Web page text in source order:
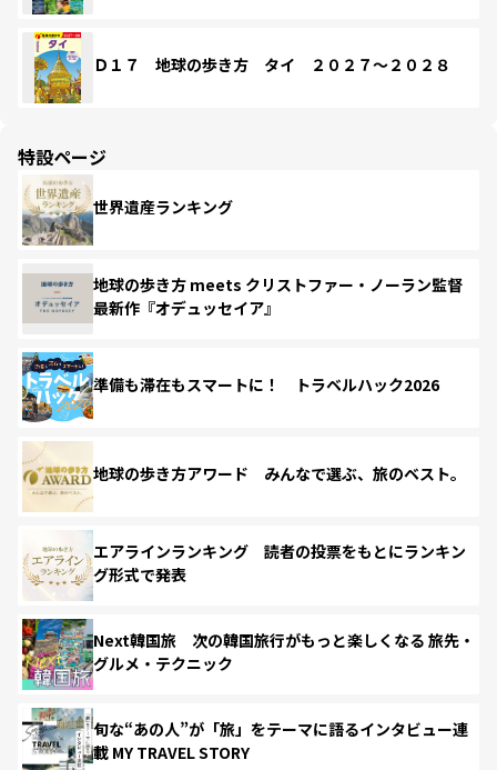
Ｄ１７ 地球の歩き方 タイ ２０２７～２０２８
特設ページ
世界遺産ランキング
地球の歩き方 meets クリストファー・ノーラン監督
最新作『オデュッセイア』
準備も滞在もスマートに！ トラベルハック2026
地球の歩き方アワード みんなで選ぶ、旅のベスト。
エアラインランキング 読者の投票をもとにランキン
グ形式で発表
Next韓国旅 次の韓国旅行がもっと楽しくなる 旅先・
グルメ・テクニック
旬な“あの人”が「旅」をテーマに語るインタビュー連
載 MY TRAVEL STORY